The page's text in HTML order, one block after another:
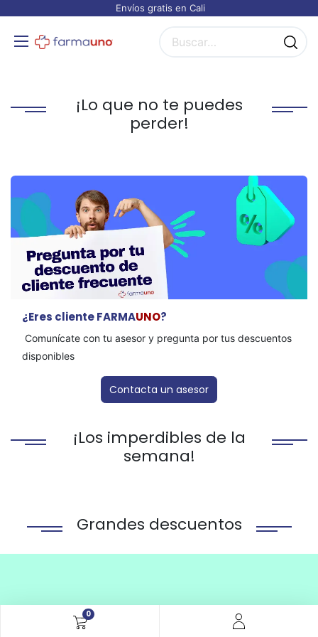
0
Envíos gratis en Cali
¡Lo que no te puedes
perder!
¿Eres cliente FARMAUNO?
Comunícate con tu asesor y pregunta por tus descuentos
disponibles
Contacta un asesor
¡Los imperdibles de la
semana!
Grandes descuentos